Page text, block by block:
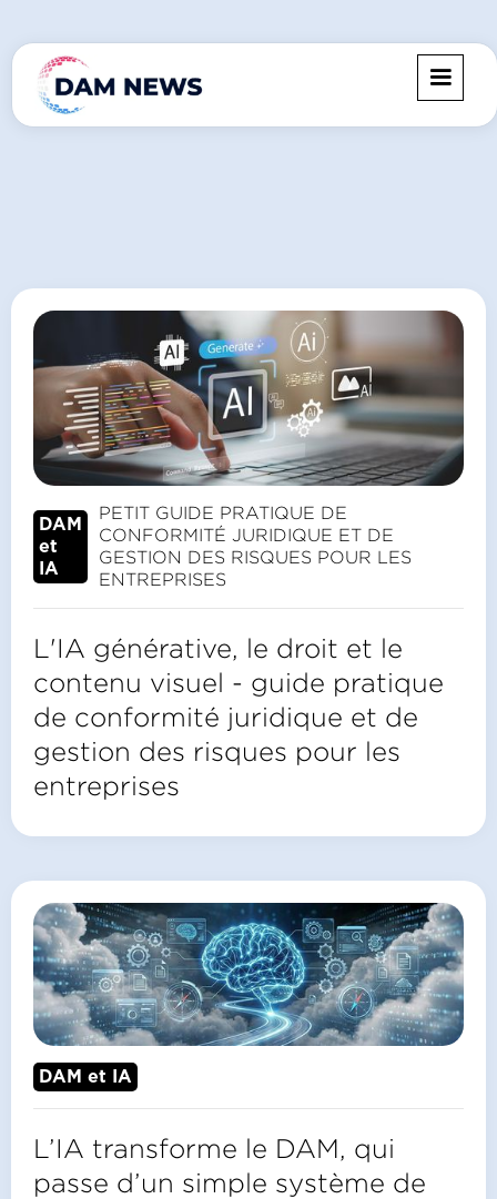
DAM
et
IA
PETIT GUIDE PRATIQUE DE
CONFORMITÉ JURIDIQUE ET DE
GESTION DES RISQUES POUR LES
ENTREPRISES
L'IA générative, le droit et le
contenu visuel - guide pratique
de conformité juridique et de
gestion des risques pour les
entreprises
DAM et IA
L’IA transforme le DAM, qui
passe d’un simple système de